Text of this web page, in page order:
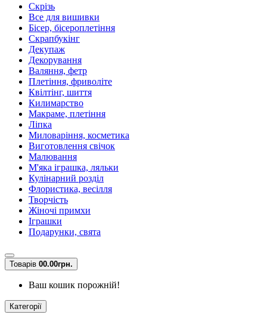
Скрізь
Все для вишивки
Бісер, бісероплетіння
Скрапбукінг
Декупаж
Декорування
Валяння, фетр
Плетіння, фриволіте
Квілтінг, шиття
Килимарство
Макраме, плетіння
Ліпка
Миловаріння, косметика
Виготовлення свічок
Малювання
М'яка іграшка, ляльки
Кулінарний розділ
Флористика, весілля
Творчість
Жіночі примхи
Іграшки
Подарунки, свята
Товарів 00.00грн.
Ваш кошик порожній!
Категорії